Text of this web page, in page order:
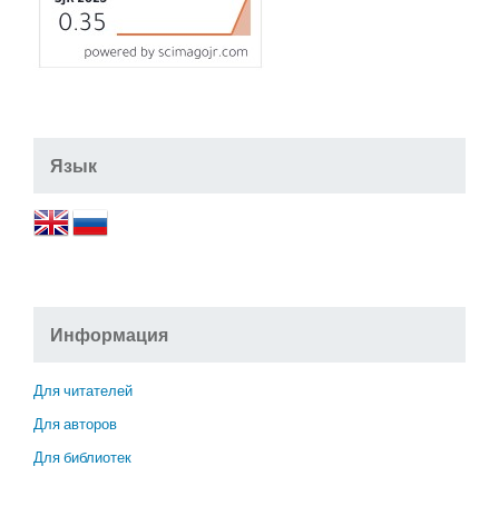
Язык
Информация
Для читателей
Для авторов
Для библиотек